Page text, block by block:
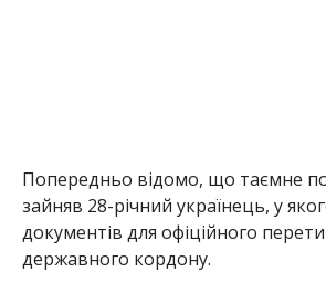
Попередньо відомо, що таємне
зайняв 28-річний українець, у
документів для офіційного
державного кордону.